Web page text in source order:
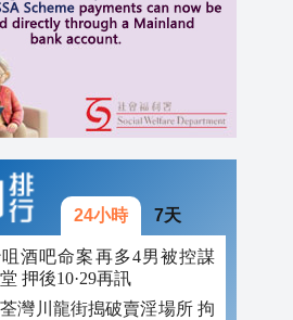
24小時 7天
酒吧命案再多4男被控謀
押後10·29再訊
灣川龍街搗破賣淫場所 拘